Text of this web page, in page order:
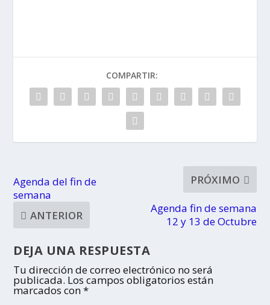
COMPARTIR:
Agenda del fin de
semana
ANTERIOR
PRÓXIMO
Agenda fin de semana
12 y 13 de Octubre
DEJA UNA RESPUESTA
Tu dirección de correo electrónico no será
publicada. Los campos obligatorios están
marcados con*